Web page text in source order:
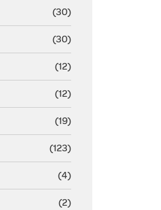
(30)
(30)
(12)
(12)
(19)
(123)
(4)
(2)